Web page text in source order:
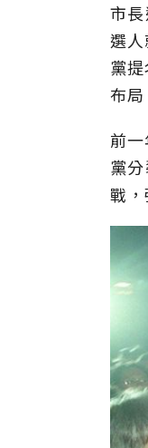
市
選
黨
布局
前
黨
戰